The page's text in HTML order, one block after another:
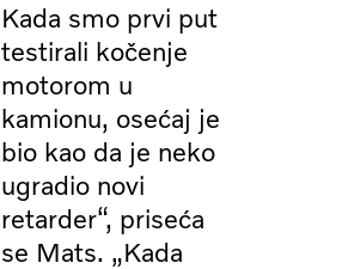
Kada smo prvi put
testirali kočenje
motorom u
kamionu, osećaj je
bio kao da je neko
ugradio novi
retarder“, priseća
se Mats. „Kada